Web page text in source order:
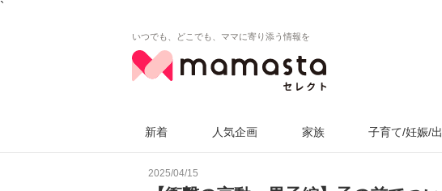
`
いつでも、どこでも、ママに寄り添う情報を
新着 人気企画 家族 子育て/妊娠/
2025/04/15